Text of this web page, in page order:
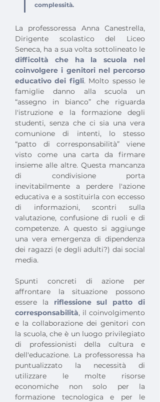
complessità.
La professoressa Anna Canestrella,
Dirigente scolastico del Liceo
difficoltà che ha la scuola nel
coinvolgere i genitori nel percorso
educativo dei figli. Molto spesso le
famiglie danno alla scuola un
“assegno in bianco” che riguarda
l'istruzione e la formazione degli
studenti, senza che ci sia una vera
comunione di intenti, lo stesso
“patto di corresponsabilità” viene
visto come una carta da firmare
insieme alle altre. Questa mancanza
di condivisione porta
inevitabilmente a perdere l'azione
educativa e a sostituirla con eccesso
di informazioni, scontri sulla
valutazione, confusione di ruoli e di
competenze. A questo si aggiunge
una vera emergenza di dipendenza
dei ragazzi (e degli adulti?) dai social
media.
Spunti concreti di azione per
affrontare la situazione possono
essere la riflessione sul patto di
corresponsabilità, il coinvolgimento
e la collaborazione dei genitori con
la scuola, che è un luogo privilegiato
di professionisti della cultura e
dell'educazione. La professoressa ha
puntualizzato la necessità di
utilizzare le molte risorse
economiche non solo per la
formazione tecnologica e per le